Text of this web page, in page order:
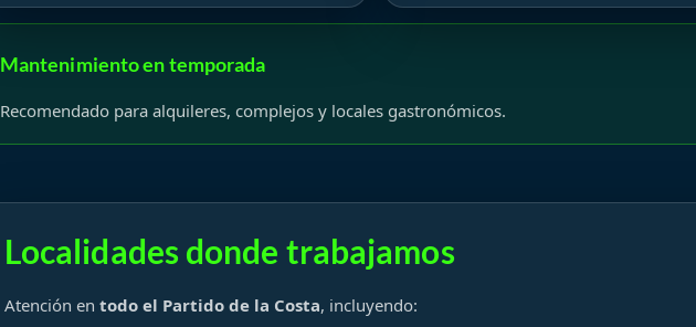
Mantenimiento en temporada
Recomendado para alquileres, complejos y locales gastronómicos.
Localidades donde trabajamos
Atención en todo el Partido de la Costa, incluyendo: